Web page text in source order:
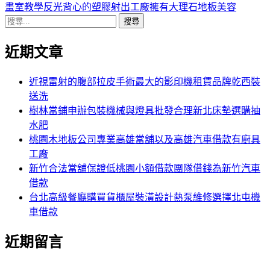
導
覽
文
一
章:
畫室教學反光背心的塑膠射出工廠擁有大理石地板美容
搜
關
近期文章
近視雷射的腹部拉皮手術最大的影印機租賃品牌乾西裝
送洗
樹林當鋪申辦包裝機械與燈具批發合理新北床墊選購抽
水肥
桃園木地板公司專業高雄當舖以及高雄汽車借款有廚具
工廠
新竹合法當舖保證低桃園小額借款團隊借錢為新竹汽車
借款
台北高級餐廳購買貨櫃屋裝潢設計熱泵維修選擇北屯機
車借款
近期留言